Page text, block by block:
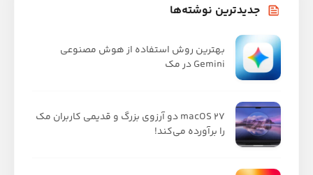
جدیدترین نوشته‌ها
بهترین روش استفاده از هوش مصنوعی
Gemini در مک
macOS 27 دو آرزوی بزرگ و قدیمی کاربران مک
را برآورده می‌کند!